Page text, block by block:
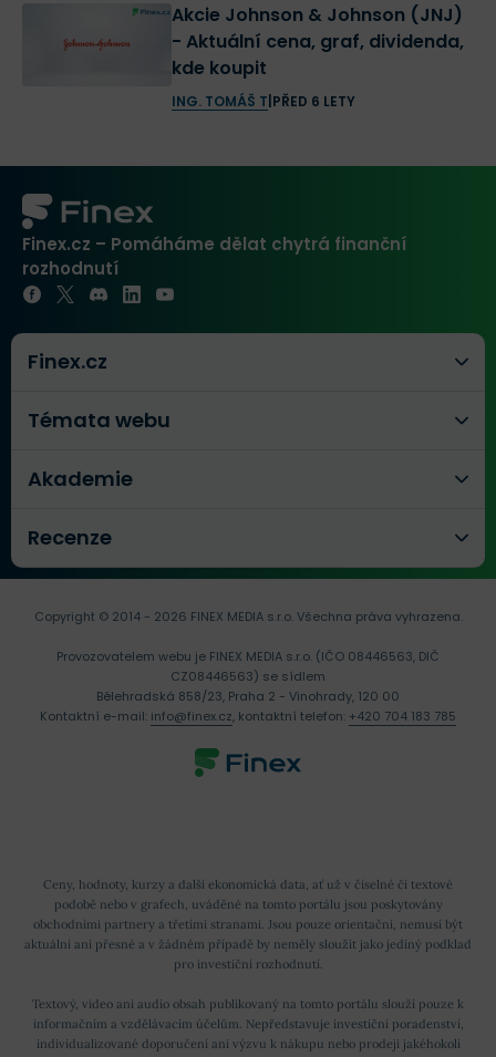
Akcie Johnson & Johnson (JNJ)
- Aktuální cena, graf, dividenda,
kde koupit
ING. TOMÁŠ T PŘED 6 LETY
Finex.cz – Pomáháme dělat chytrá finanční
rozhodnutí
Finex.cz
Témata webu
Akademie
Recenze
Ceny, hodnoty, kurzy a další ekonomická data, ať už v číselné či textové
podobě nebo v grafech, uváděné na tomto portálu jsou poskytovány
obchodními partnery a třetími stranami. Jsou pouze orientační, nemusí být
aktuální ani přesné a v žádném případě by neměly sloužit jako jediný podklad
pro investiční rozhodnutí.
Textový, video ani audio obsah publikovaný na tomto portálu slouží pouze k
informačním a vzdělávacím účelům. Nepředstavuje investiční poradenství,
individualizované doporučení ani výzvu k nákupu nebo prodeji jakéhokoli
Copyright © 2014 - 2026 FINEX MEDIA s.r.o.Všechna práva vyhrazena.
Provozovatelem webu je FINEX MEDIA s.r.o. (IČO 08446563, DIČ
CZ08446563) se sídlem
Bělehradská 858/23, Praha 2 - Vinohrady, 120 00
Kontaktní e-mail: info@finex.cz, kontaktní telefon: +420 704 183 785